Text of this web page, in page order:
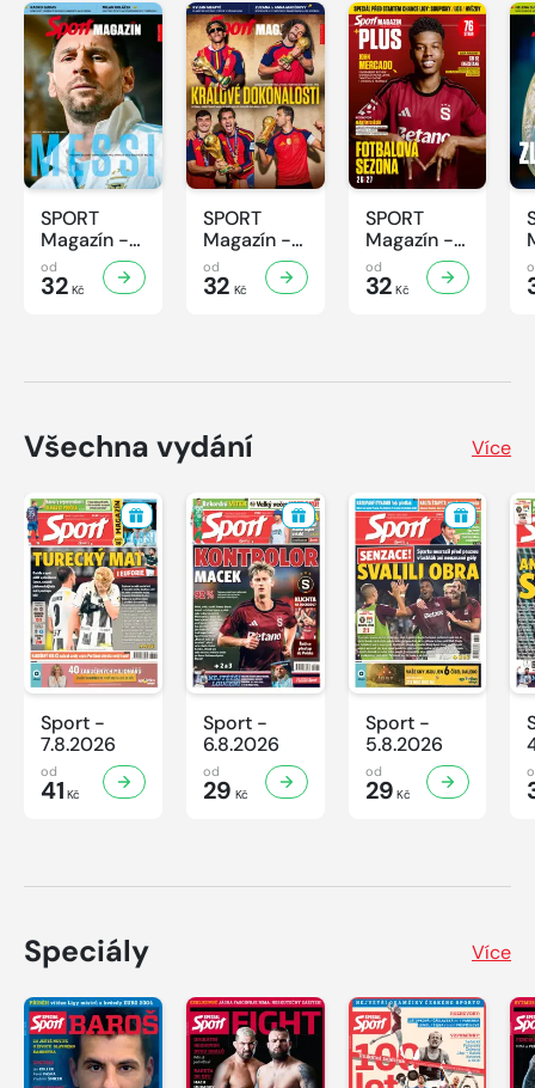
SPORT
Magazín -
32/2026
od
32 Kč
SPORT
Magazín -
31/2026
od
32 Kč
SPORT
Magazín -
30/2026
od
32 Kč
Všechna vydání Více
Sport -
7.8.2026
od
41 Kč
Sport -
6.8.2026
od
29 Kč
Sport -
5.8.2026
od
29 Kč
Speciály Více